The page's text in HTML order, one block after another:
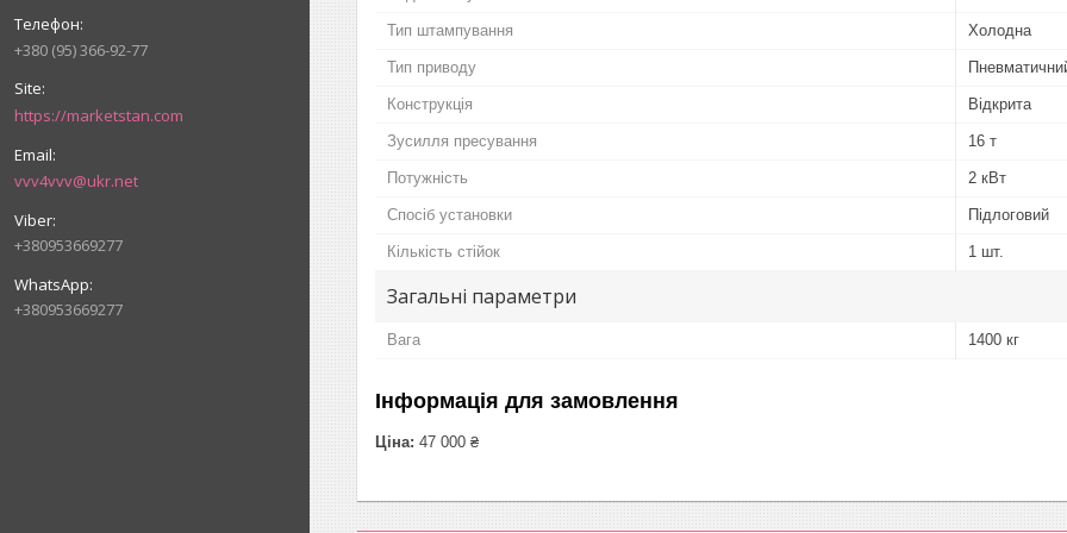
+380 (95) 366-92-77
https://marketstan.com
vvv4vvv@ukr.net
+380953669277
+380953669277
Тип штампування Холодна
Тип приводу
Конструкція Відкрита
Зусилля пресування 16 т
Потужність 2 кВт
Спосіб установки Підлоговий
Кількість стійок 1 шт.
Загальні параметри
Вага 1400 кг
Інформація для замовлення
Ціна: 47 000 ₴